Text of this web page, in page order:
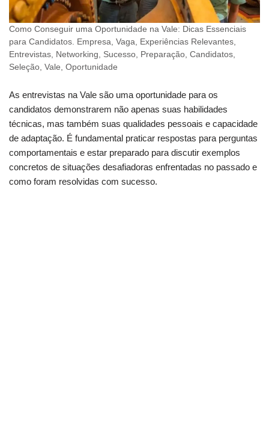
Como Conseguir uma Oportunidade na Vale: Dicas Essenciais
para Candidatos. Empresa, Vaga, Experiências Relevantes,
Entrevistas, Networking, Sucesso, Preparação, Candidatos,
Seleção, Vale, Oportunidade
As entrevistas na Vale são uma oportunidade para os
candidatos demonstrarem não apenas suas habilidades
técnicas, mas também suas qualidades pessoais e capacidade
de adaptação. É fundamental praticar respostas para perguntas
comportamentais e estar preparado para discutir exemplos
concretos de situações desafiadoras enfrentadas no passado e
como foram resolvidas com sucesso.